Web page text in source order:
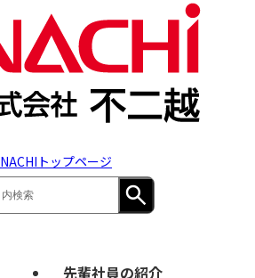
NACHIトップページ
先輩社員の紹介